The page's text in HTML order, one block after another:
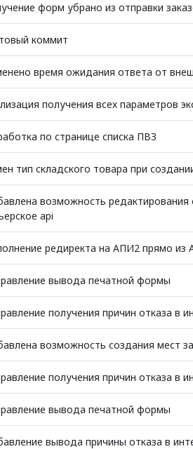
форм убрано из отправки
коммит
время ожидания ответа от
получения всех параметров
по странице списка ПВЗ
тип складского товара при
возможность
api
редиректа на АПИ2 прямо из
вывода печатной формы
получения причин отказа в
возможность создания мест
получения причин отказа в
вывода печатной формы
вывода причины отказа в